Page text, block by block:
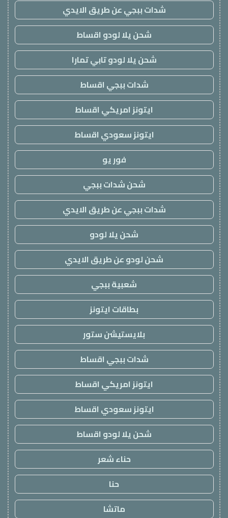
شدات ببجي عن طريق الايدي
شحن يلا لودو اقساط
شحن يلا لودو تابي تمارا
شدات ببجي اقساط
ايتونز امريكي اقساط
ايتونز سعودي اقساط
فور يو
شحن شدات ببجي
شدات ببجي عن طريق الايدي
شحن يلا لودو
شحن لودو عن طريق الايدي
شعبية ببجي
بطاقات ايتونز
بلايستيشن ستور
شدات ببجي اقساط
ايتونز امريكي اقساط
ايتونز سعودي اقساط
شحن يلا لودو اقساط
حناء شعر
حنا
ماتشا